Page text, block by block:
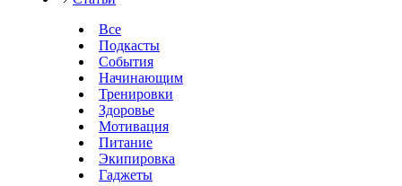
Все
Подкасты
События
Начинающим
Тренировки
Здоровье
Мотивация
Питание
Экипировка
Гаджеты